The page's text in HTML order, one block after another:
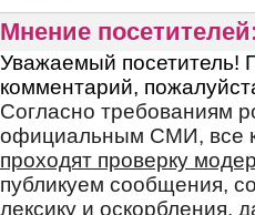
Мнение